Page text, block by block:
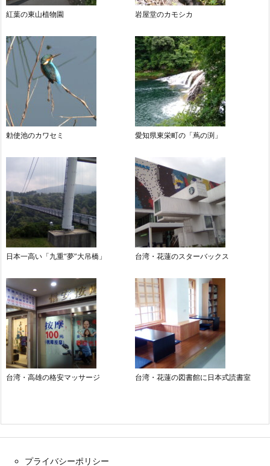
紅葉の東山植物園 岩屋堂のカモシカ
勅使池のカワセミ 愛知県東栄町の「蔦の渕」
日本一高い「九重“夢”大吊橋」 台湾・花蓮のスターバックス
台湾・高雄の格安マッサージ 台湾・花蓮の図書館に日本式読書室
プライバシーポリシー